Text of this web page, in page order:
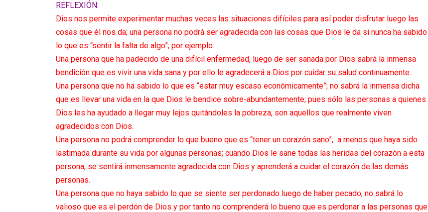
REFLEXIÓN:
Dios nos permite experimentar muchas veces las situaciones difíciles para así poder disfrutar luego las
cosas que él nos da; una persona no podrá ser agradecida con las cosas que Dios le da si nunca ha sabido
lo que es “sentir la falta de algo”; por ejemplo:
Una persona que ha padecido de una difícil enfermedad, luego de ser sanada por Dios sabrá la inmensa
bendición que es vivir una vida sana y por ello le agradecerá a Dios por cuidar su salud continuamente.
Una persona que no ha sabido lo que es “estar muy escaso económicamente”; no sabrá la inmensa dicha
que es llevar una vida en la que Dios le bendice sobre-abundantemente; pues sólo las personas a quienes
Dios les ha ayudado a llegar muy lejos quitándoles la pobreza, son aquellos que realmente viven
agradecidos con Dios.
Una persona no podrá comprender lo que bueno que es “tener un corazón sano”; a menos que haya sido
lastimada durante su vida por algunas personas; cuando Dios le sane todas las heridas del corazón a esta
persona, se sentirá inmensamente agradecida con Dios y aprenderá a cuidar el corazón de las demás
personas.
Una persona que no haya sabido lo que se siente ser perdonado luego de haber pecado, no sabrá lo
valioso que es el perdón de Dios y por tanto no comprenderá lo bueno que es perdonar a las personas que